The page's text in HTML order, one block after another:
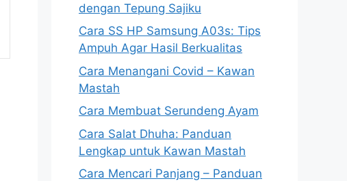
dengan Tepung Sajiku
Cara SS HP Samsung A03s: Tips
Ampuh Agar Hasil Berkualitas
Cara Menangani Covid – Kawan
Mastah
Cara Membuat Serundeng Ayam
Cara Salat Dhuha: Panduan
Lengkap untuk Kawan Mastah
Cara Mencari Panjang – Panduan